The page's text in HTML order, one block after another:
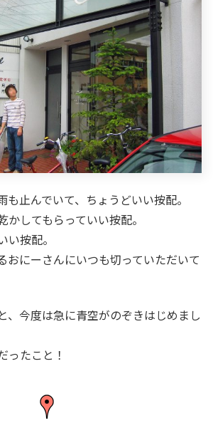
も止んでいて、ちょうどいい按配。
してもらっていい按配。
い按配。
おにーさんにいつも切っていただいて
、今度は急に青空がのぞきはじめまし
ったこと！